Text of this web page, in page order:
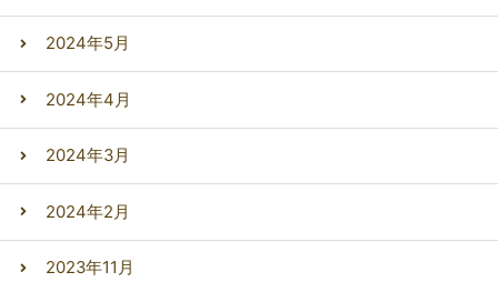
2024年5月
2024年4月
2024年3月
2024年2月
2023年11月